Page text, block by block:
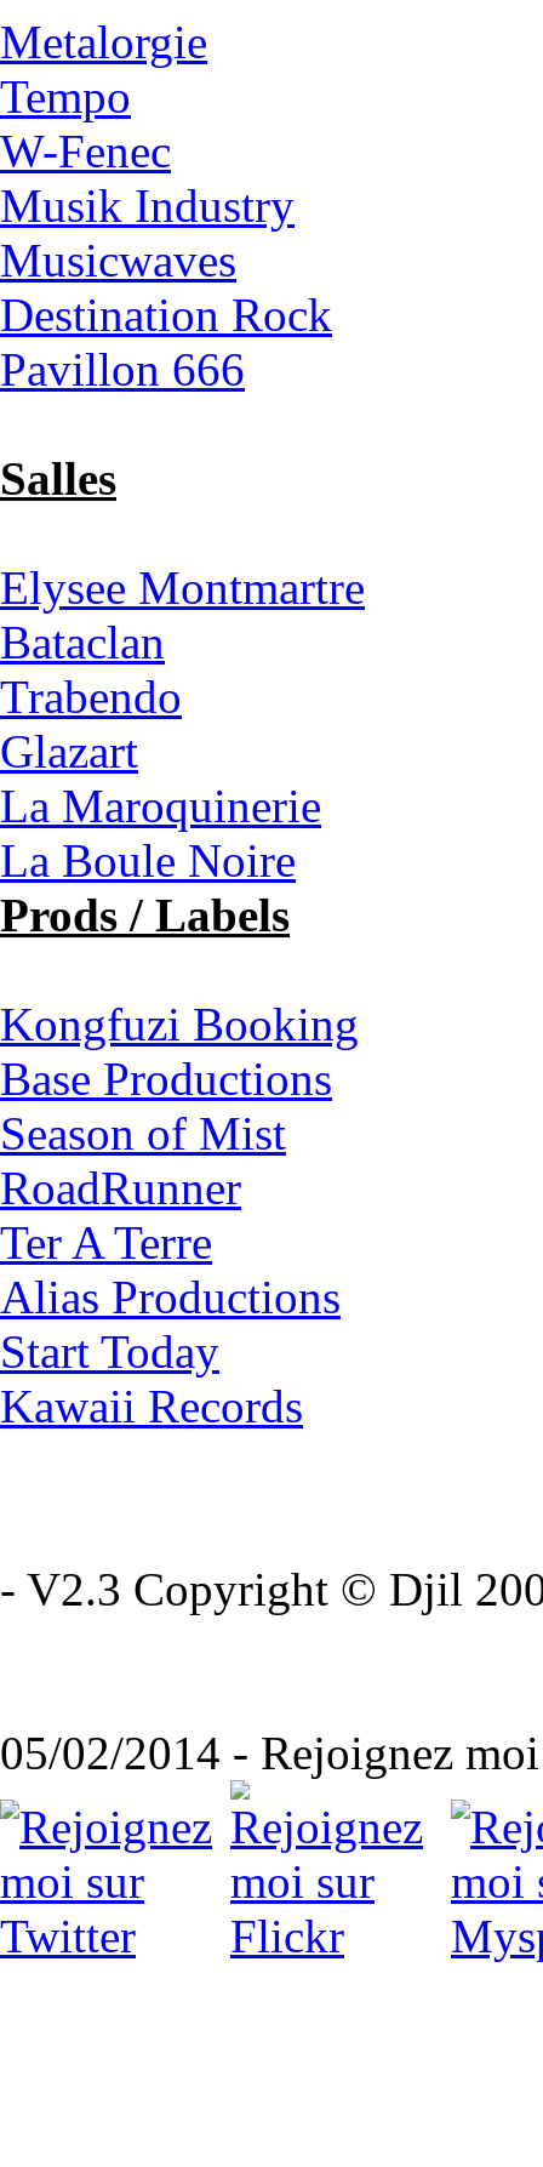
Metalorgie
Tempo
W-Fenec
Musik Industry
Musicwaves
Destination Rock
Pavillon 666
Salles
Elysee Montmartre
Bataclan
Trabendo
Glazart
La Maroquinerie
La Boule Noire
Prods / Labels
Kongfuzi Booking
Base Productions
Season of Mist
RoadRunner
Ter A Terre
Alias Productions
Start Today
Kawaii Records
- V2.3 Copyright © Djil
05/02/2014 - Rejoignez